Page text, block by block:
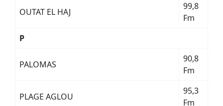
OUTAT EL HAJ
99,8
Fm
P
PALOMAS
90,8
Fm
PLAGE AGLOU
95,3
Fm